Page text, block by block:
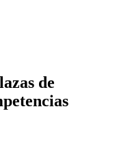
de